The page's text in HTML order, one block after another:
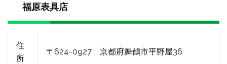
福原表具店
住
所
〒624-0927 京都府舞鶴市平野屋36